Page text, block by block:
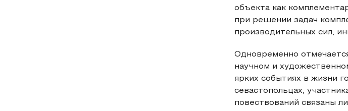
объекта как
при решении задач
производительных сил,
Одновременно
научном и
ярких событиях в жизни
севастопольцах,
повествований связаны